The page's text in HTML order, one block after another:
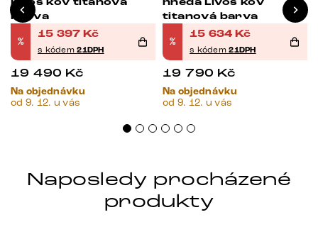
barva
%
15 397 Kč
s kódem21DPH
19 490 Kč
Na objednávku
od 9. 12. u vás
titanová barva
%
15 634 Kč
s kódem21DPH
19 790 Kč
Na objednávku
od 9. 12. u vás
Naposledy procházené
produkty